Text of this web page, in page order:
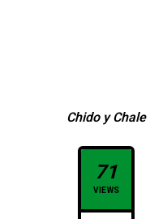
Chido y Chale
71
VIEWS